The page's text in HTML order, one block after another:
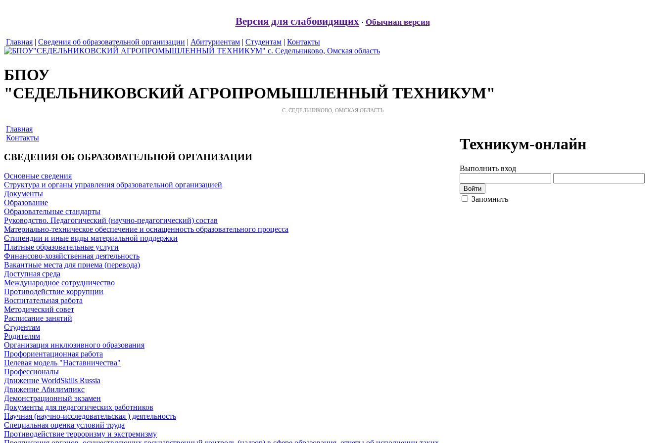
Версия для слабовидящих · Обычная версия
Главная | Сведения об образовательной организации | Абитуриентам | Студентам | Контакты
БПОУ
"СЕДЕЛЬНИКОВСКИЙ АГРОПРОМЫШЛЕННЫЙ ТЕХНИКУМ"
С. СЕДЕЛЬНИКОВО, ОМСКАЯ ОБЛАСТЬ
Главная
Контакты
СВЕДЕНИЯ ОБ ОБРАЗОВАТЕЛЬНОЙ ОРГАНИЗАЦИИ
Основные сведения
Структура и органы управления образовательной организацией
Документы
Образование
Образовательные стандарты
Руководство. Педагогический (научно-педагогический) состав
Материально-техническое обеспечение и оснащенность образовательного процесса
Стипендии и иные виды материальной поддержки
Платные образовательные услуги
Финансово-хозяйственная деятельность
Вакантные места для приема (перевода)
Доступная среда
Международное сотрудничество
Противодействие коррупции
Воспитательная работа
Методический совет
Расписание занятий
Студентам
Родителям
Организация инклюзивного образования
Профориентационная работа
Целевая модель "Наставничества"
Профессионалы
Движение WorldSkills Russia
Движение Абилимпикс
Демонстрационный экзамен
Документы для педагогических работников
Научная (научно-исследовательская ) деятельность
Специальная оценка условий труда
Противодействие терроризму и экстремизму
Техникум-онлайн
Выполнить вход
Запомнить